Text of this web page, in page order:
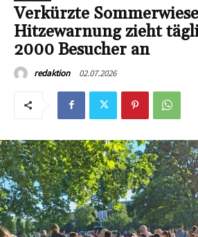
Verkürzte
Hitzewarnung zieht
2000 Besucher an
redaktion 02.07.2026